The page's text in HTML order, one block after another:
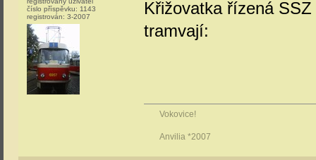
číslo příspěvku: 1143
registrován: 3-2007
Křižovatka řízená
tramvají:
Vokovice!
Anvilia *2007